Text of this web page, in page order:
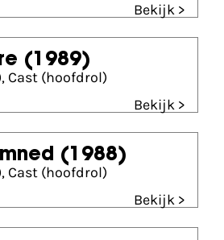
Bekijk >
(1989)
Cast (hoofdrol)
Bekijk >
(1988)
Cast (hoofdrol)
Bekijk >